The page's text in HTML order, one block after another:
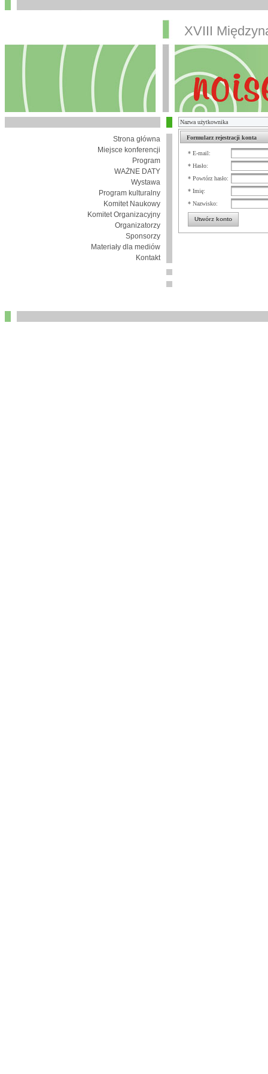
XVIII
Strona główna
Miejsce konferencji
Program
WAŻNE DATY
Wystawa
Program kulturalny
Komitet Naukowy
Komitet Organizacyjny
Organizatorzy
Sponsorzy
Materiały dla mediów
Kontakt
Formularz rejestracji konta
* E-mail:
* Hasło:
* Powtórz hasło:
* Imię:
* Nazwisko:
Utwórz konto